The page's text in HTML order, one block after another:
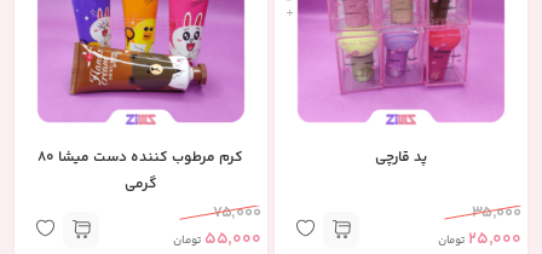
+
پد قارچی
35,000
25,000 تومان
کرم مرطوب کننده دست میشا 80
گرمی
75,000
55,000 تومان